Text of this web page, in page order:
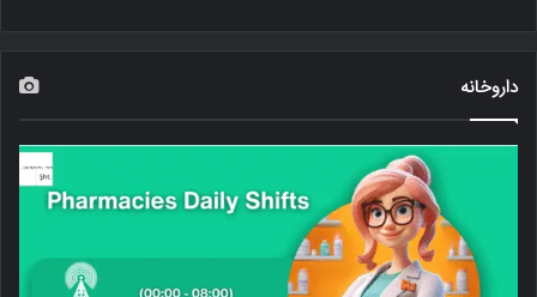
داروخانه